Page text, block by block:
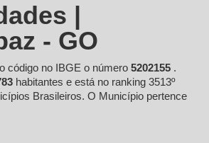
|
- GO
código no IBGE o número 5202155 .
habitantes e está no ranking 3513º
Brasileiros. O Município pertence